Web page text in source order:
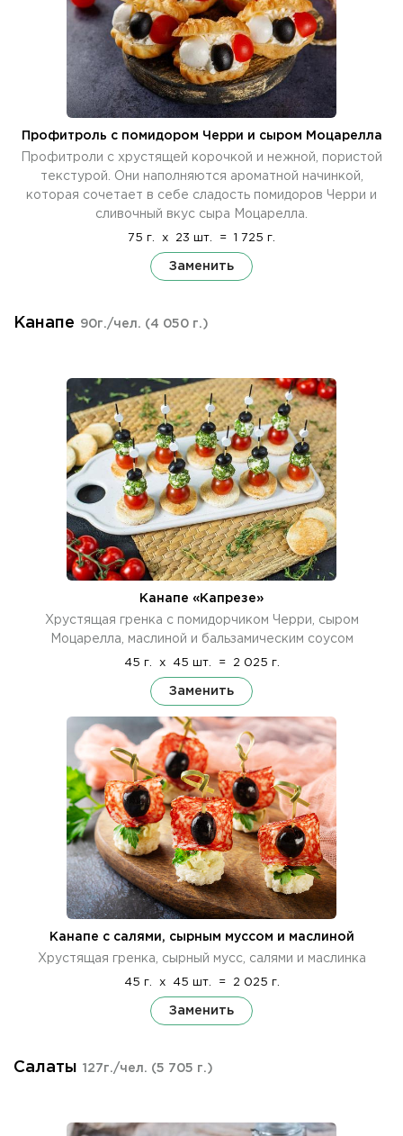
Профитроль с помидором Черри и сыром Моцарелла
Профитроли с хрустящей корочкой и нежной, пористой
текстурой. Они наполняются ароматной начинкой,
которая сочетает в себе сладость помидоров Черри и
сливочный вкус сыра Моцарелла.
75 г. x 23 шт. = 1 725 г.
Заменить
Канапе 90г./чел. (4 050 г.)
Канапе «Капрезе»
Хрустящая гренка с помидорчиком Черри, сыром
Моцарелла, маслиной и бальзамическим соусом
45 г. x 45 шт. = 2 025 г.
Заменить
Канапе с салями, сырным муссом и маслиной
Хрустящая гренка, сырный мусс, салями и маслинка
45 г. x 45 шт. = 2 025 г.
Заменить
Салаты 127г./чел. (5 705 г.)